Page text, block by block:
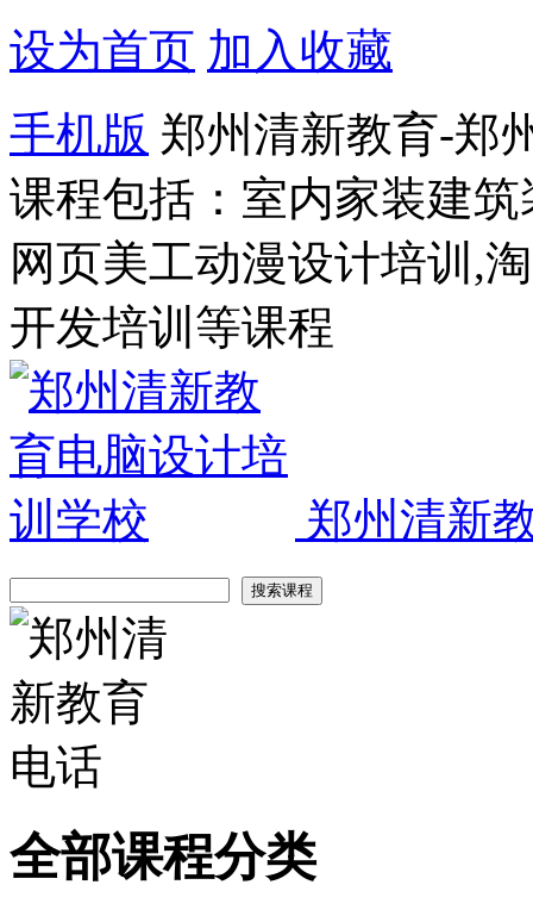
设为首页 加入收藏
手机版 郑州清新教育-郑
课程包括：室内家装建
网页美工动漫设计培训,
开发培训等课程
郑州清新
全部课程分类